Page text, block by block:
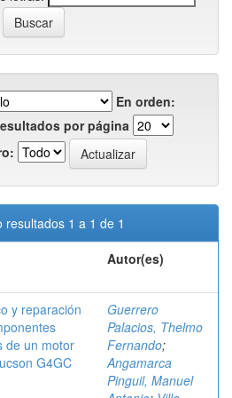
En orden:
por página
resultados 1 a 1 de 1
Autor(es)
y reparación
de un motor
G4GC
Guerrero
Palacios, Thelmo
Fernando;
Angamarca
Pinguil, Manuel